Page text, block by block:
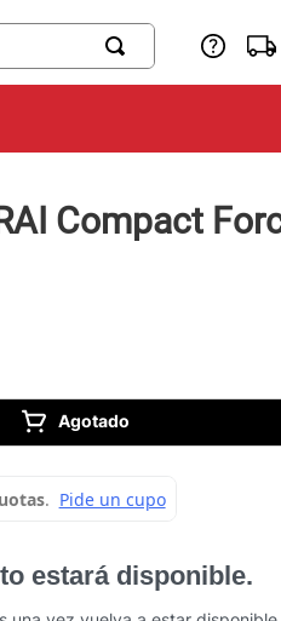
Compact
Agotado
estará disponible.